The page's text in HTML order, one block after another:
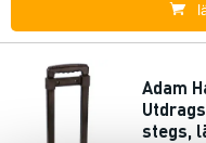
Adam
stegs,